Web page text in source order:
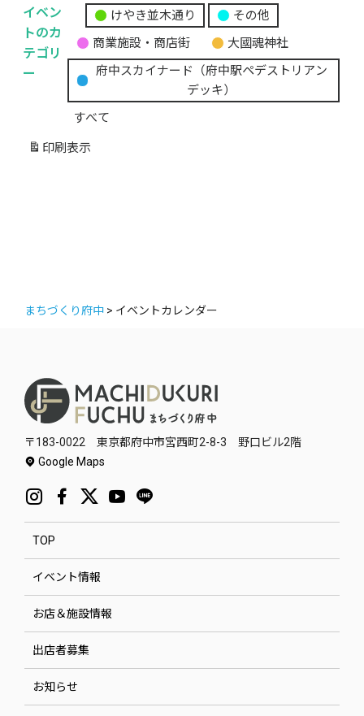
イベン
トのカ
テゴリ
ー
無
題
の
カ
テ
ゴ
リ
けやき並木通り
その他
商業施設・商店街
大國魂神社
府中スカイナード（府中駅ペデストリアン
デッキ）
すべて
印刷 表示
まちづくり府中 > イベントカレンダー
〒183-0022 東京都府中市宮西町2-8-3 野口ビル2階
Google Maps
TOP
イベント情報
お店＆施設情報
出店者募集
お知らせ